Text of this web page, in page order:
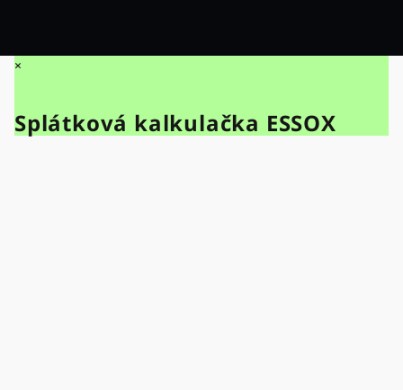
×
Splátková kalkulačka ESSOX